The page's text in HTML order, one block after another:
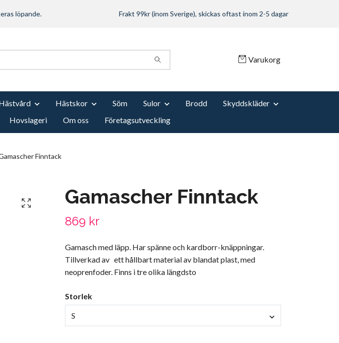
löpande. Frakt 99kr (inom Sverige), skickas oftast inom 2-5 dagar
Varukorg
Hästskor Söm Sulor Brodd
Skyddskläder
Hovslageri Om oss Företagsutveckling
Finntack
Gamascher Finntack
869 kr
Gamasch med läpp. Har spänne och kardborr-knäppningar.
Tillverkad av ett hållbart material av blandat plast, med
neoprenfoder. Finns i tre olika längdsto
Storlek
S